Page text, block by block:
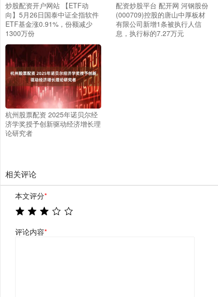
炒股配资开户网站 【ETF动
向】5月26日国泰中证全指软件
ETF基金涨0.91%，份额减少
1300万份
配资炒股平台 配开网 河钢股份
(000709)控股的唐山中厚板材
有限公司新增1条被执行人信
息，执行标的7.27万元
杭州股票配资 2025年诺贝尔经
济学奖授予创新驱动经济增长理
论研究者
相关评论
本文评分*
评论内容*